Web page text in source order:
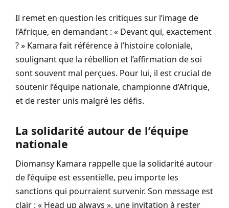
Il remet en question les critiques sur l’image de
l’Afrique, en demandant : « Devant qui, exactement
? » Kamara fait référence à l’histoire coloniale,
soulignant que la rébellion et l’affirmation de soi
sont souvent mal perçues. Pour lui, il est crucial de
soutenir l’équipe nationale, championne d’Afrique,
et de rester unis malgré les défis.
La solidarité autour de l’équipe
nationale
Diomansy Kamara rappelle que la solidarité autour
de l’équipe est essentielle, peu importe les
sanctions qui pourraient survenir. Son message est
clair : « Head up always », une invitation à rester